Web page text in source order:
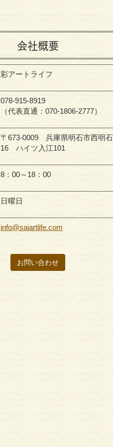
会社概要
彩アートライフ
078-915-8919
（代表直通：070-1806-2777）
〒673-0009 兵庫県明石市西明
16 ハイツ入江101
8：00～18：00
日曜日
info@saiartlife.com
お問い合わせ